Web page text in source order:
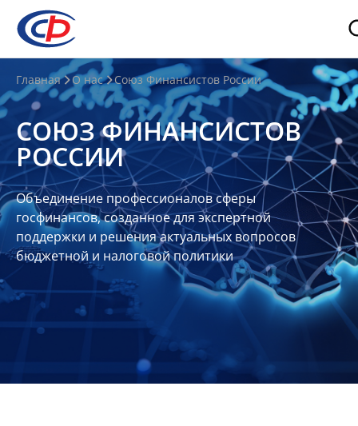
О
нас
О
СФР
Совет
Союза
Участники
Планы
отчеты
Контакты
Главная О нас Союз Финансистов России
СОЮЗ ФИНАНСИСТОВ
РОССИИ
Объединение профессионалов сферы
госфинансов, созданное для экспертной
поддержки и решения актуальных вопросов
бюджетной и налоговой политики